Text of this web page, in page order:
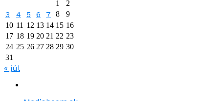
1
2
3 4 5 6 7 8
9
10 11 12 13 14 15 16
17 18 19 20 21 22 23
24 25 26 27 28 29 30
31
« júl